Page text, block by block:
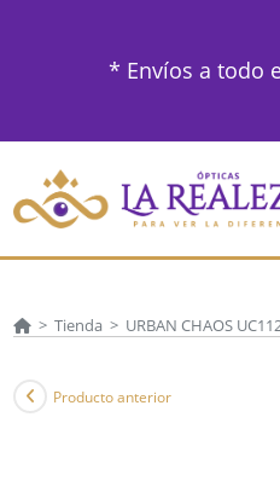
* Envíos a todo
> Tienda > URBAN CHAOS
Producto anterior